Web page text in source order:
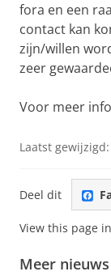
fora en een
contact kan
zijn/willen
zeer
Voor meer
Laatst gewijzigd:
Deel dit
View this page
Meer nieuws